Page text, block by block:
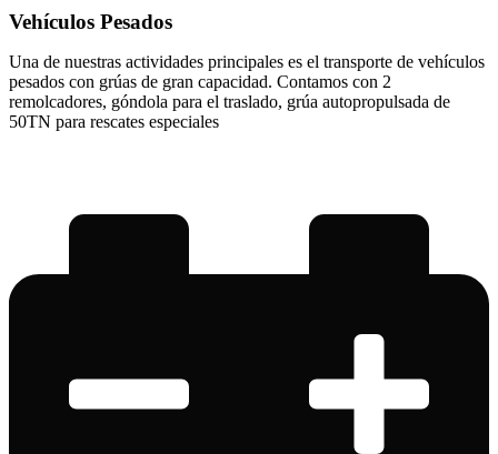
Vehículos Pesados
Una de nuestras actividades principales es el transporte de vehículos
pesados con grúas de gran capacidad. Contamos con 2
remolcadores, góndola para el traslado, grúa autopropulsada de
50TN para rescates especiales